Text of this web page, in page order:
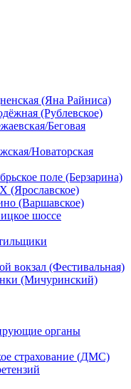
(Яна Райниса)
(Рублевское)
Беговая
Новаторская
поле (Берзарина)
(Ярославское)
(Варшавское)
шоссе
вокзал (Фестивальная)
(Мичуринский)
органы
страхование (ДМС)